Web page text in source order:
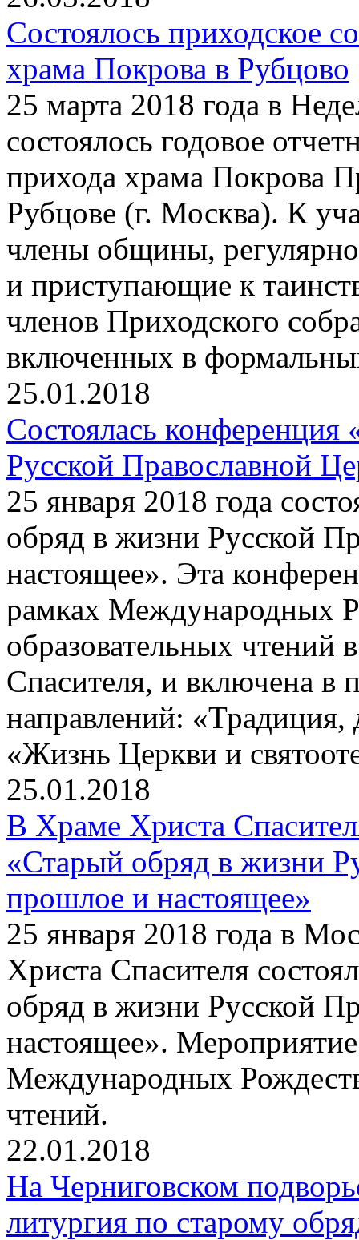
Состоялось приходское
храма Покрова в Рубцово
25 марта 2018 года в
состоялось годовое
прихода храма Покрова
Рубцове (г. Москва). К
члены общины,
и приступающие к
членов Приходского
включенных в
25.01.2018
Состоялась
Русской Православной
25 января 2018 года
обряд в жизни Русской
настоящее». Эта
рамках Международных
образовательных чтений
Спасителя, и включена в
направлений: «Традиция,
«Жизнь Церкви и
25.01.2018
В Храме Христа
«Старый обряд в жизни
прошлое и настоящее»
25 января 2018 года в
Христа Спасителя
обряд в жизни Русской
настоящее».
Международных
чтений.
22.01.2018
На Черниговском
литургия по старому